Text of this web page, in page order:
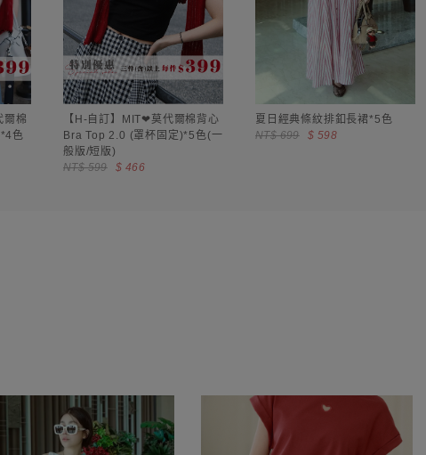
爾棉
色
【H-自訂】MIT❤莫代爾棉背心
Bra Top 2.0 (罩杯固定)*5色(一
般版/短版)
NT$ 599
$ 466
夏日經典條紋排釦長裙*5色
NT$ 699
$ 598